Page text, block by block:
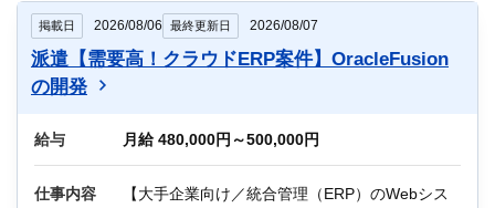
他にもIT関連のお仕事が多数あります。
迷っている方も、まずはお気軽にご相談くださ
い！
＼Q＆A／
Q：残業はどのくらいですか？
掲載日 2026/08/06 最終更新日 2026/08/07
派遣【需要高！クラウドERP案件】OracleFusion
の開発
給与 月給 480,000円～500,000円
仕事内容
【大手企業向け／統合管理（ERP）のWebシス